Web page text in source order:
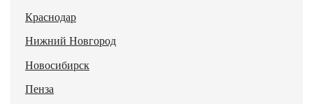
Краснодар
Нижний Новгород
Новосибирск
Пенза